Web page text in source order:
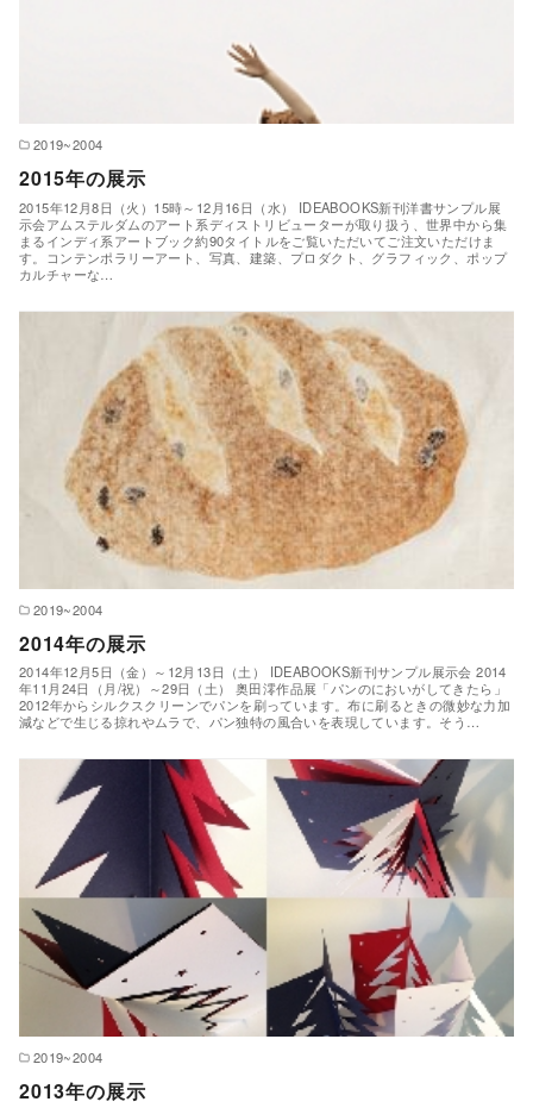
2019~2004
2015年の展示
2015年12月8日（火）15時～12月16日（水） IDEABOOKS新刊洋書サンプル展
示会アムステルダムのアート系ディストリビューターが取り扱う、世界中から集
まるインディ系アートブック約90タイトルをご覧いただいてご注文いただけま
す。コンテンポラリーアート、写真、建築、プロダクト、グラフィック、ポップ
カルチャーな…
2019~2004
2014年の展示
2014年12月5日（金）～12月13日（土） IDEABOOKS新刊サンプル展示会 2014
年11月24日（月/祝）～29日（土） 奥田澪作品展「パンのにおいがしてきたら」
2012年からシルクスクリーンでパンを刷っています。布に刷るときの微妙な力加
減などで生じる掠れやムラで、パン独特の風合いを表現しています。そう…
2019~2004
2013年の展示